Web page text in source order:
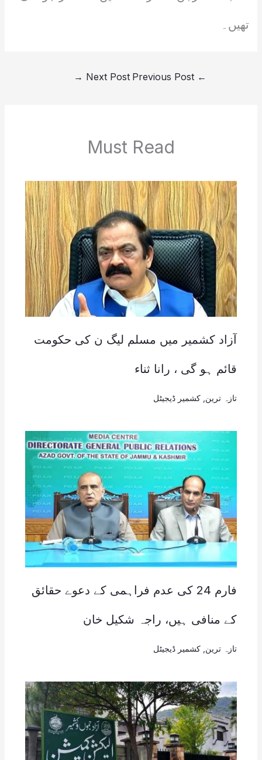
تھیں۔
←
Next Post
→
Must Read
آزاد کشمیر میں مسلم لیگ ن کی حکومت
قائم ہو گی ، رانا ثناء
تازہ ترین کشمیر ڈیجیٹل
فارم 24 کی عدم فراہمی کے دعوے حقائق
کے منافی ہیں، راجہ شکیل خان
تازہ ترین کشمیر ڈیجیٹل